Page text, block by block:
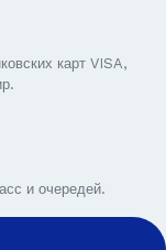
карт VISA,
и очередей.